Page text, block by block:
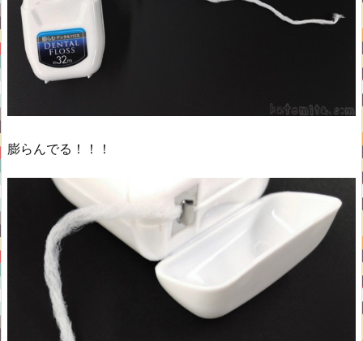
膨らんでる！！！